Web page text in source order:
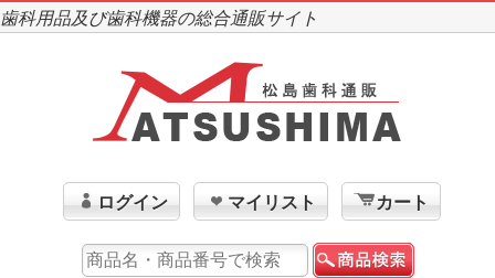
歯科用品及び歯科機器の総合通販サイト
ログイン マイリスト カート